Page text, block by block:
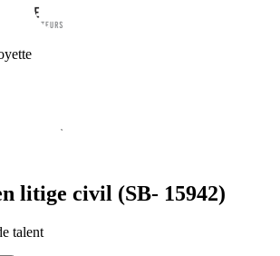
litige civil (SB- 15942)
talent